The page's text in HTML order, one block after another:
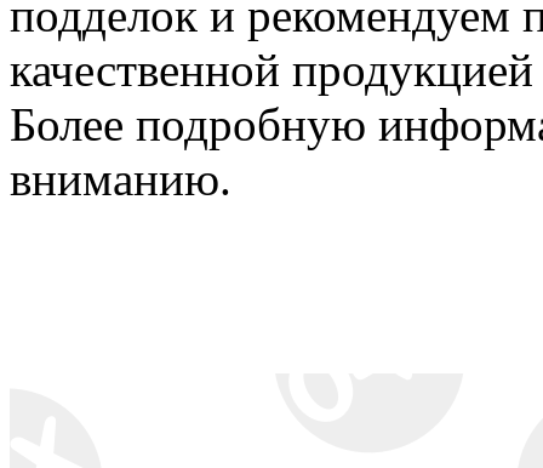
подделок и рекомендуем
качественной
Более подробную
вниманию.